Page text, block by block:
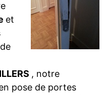
et
, notre
pose de portes